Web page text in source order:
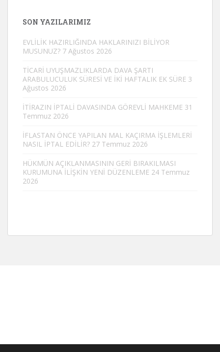
SON YAZILARIMIZ
EVLİLİK HAZIRLIĞINDA HAKLARINIZI BİLİYOR
MUSUNUZ? 7 Ağustos 2026
TİCARİ UYUŞMAZLIKLARDA DAVA ŞARTI
ARABULUCULUK SÜRESİ VE İKİ HAFTALIK EK SÜRE 3
Ağustos 2026
İTİRAZIN İPTALİ DAVASINDA GÖREVLİ MAHKEME 31
Temmuz 2026
İFLASTAN ÖNCE YAPILAN MAL KAÇIRMA İŞLEMLERİ
NASIL İPTAL EDİLİR? 27 Temmuz 2026
HÜKMÜN AÇIKLANMASININ GERİ BIRAKILMASI
KURUMUNA İLİŞKİN YENİ DÜZENLEME 24 Temmuz
2026